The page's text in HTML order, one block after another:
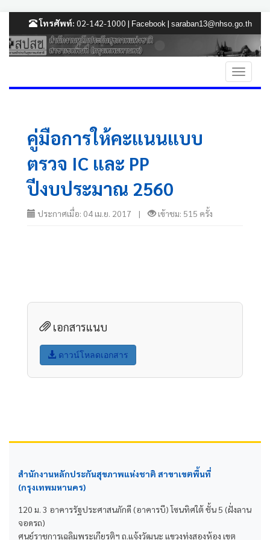
โทรศัพท์: 02-142-1000 | Facebook | saraban13@nhso.go.th
คู่มือการให้คะแนนแบบ
ตรวจ IC และ PP
ปีงบประมาณ 2560
ประกาศเมื่อ: 04 เม.ย. 2017 | เข้าชม: 515 ครั้ง
เอกสารแนบ
ดาวน์โหลดเอกสาร
สำนักงานหลักประกันสุขภาพแห่งชาติ สาขาเขตพื้นที่
(กรุงเทพมหานคร)
120 ม. 3 อาคารรัฐประศาสนภักดี (อาคารบี) โซนทิศใต้ ชั้น 5 (ฝั่งลาน
จอดรถ)
ศูนย์ราชการเฉลิมพระเกียรติฯ ถ.แจ้งวัฒนะ แขวงทุ่งสองห้อง เขต